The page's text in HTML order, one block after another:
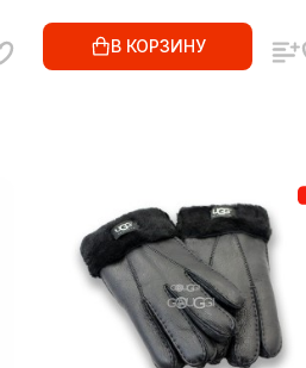
В КОРЗИНУ